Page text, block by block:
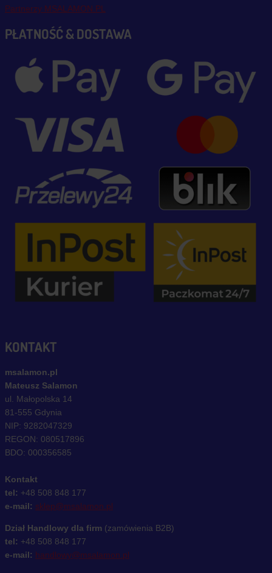
Partnerzy MSALAMON.PL
PŁATNOŚĆ & DOSTAWA
KONTAKT
msalamon.pl
Mateusz Salamon
ul. Małopolska 14
81-555 Gdynia
NIP: 9282047329
REGON: 080517896
BDO: 000356585
Kontakt
tel: +48 508 848 177
e-mail: sklep@msalamon.pl
Dział Handlowy dla firm (zamówienia B2B)
tel: +48 508 848 177
e-mail: handlowy@msalamon.pl